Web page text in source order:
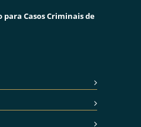
para Casos Criminais de